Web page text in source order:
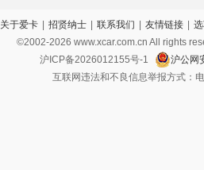
关于爱卡 | 招贤纳士 | 联系我们 | 友情链接 |
©2002-2026 www.xcar.com.cn All rights
沪ICP备2026012155号-1
沪公网
互联网违法和不良信息举报方式：